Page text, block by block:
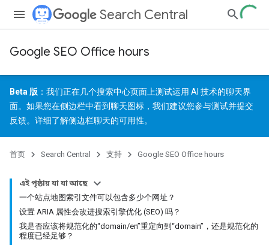
Search Central
Google SEO Office hours
Beta 版 ：我们正在几个搜索中心页面上测试运用 AI 技术的聊天界
面。如果您在侧边栏中看到聊天图标，我们建议您参与测试并提交
反馈。详细了解侧边栏聊天的可用性。
首页 Search Central 支持 Google SEO Office hours
এই পৃষ্ঠায় যা যা আছে
一个站点地图索引文件可以包含多少个网址？
设置 ARIA 属性会改进搜索引擎优化 (SEO) 吗？
我是否应该将规范化的“domain/en”重定向到“domain”，还是规范化的
程度已经足够？